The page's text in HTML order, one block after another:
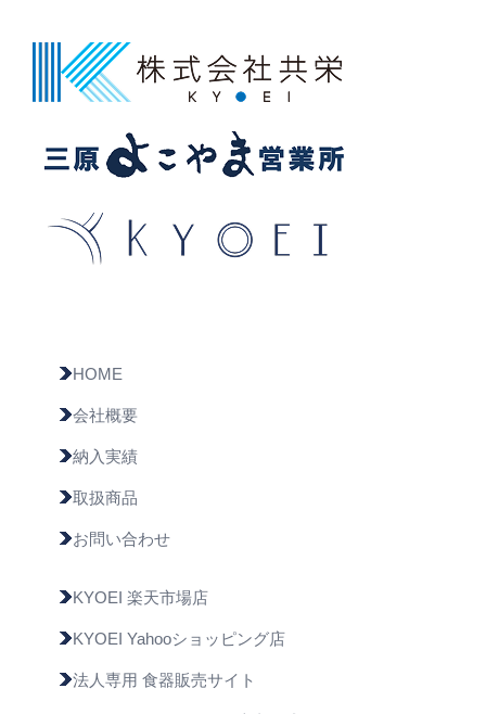
HOME
会社概要
納入実績
取扱商品
お問い合わせ
KYOEI 楽天市場店
KYOEI Yahooショッピング店
法人専用 食器販売サイト